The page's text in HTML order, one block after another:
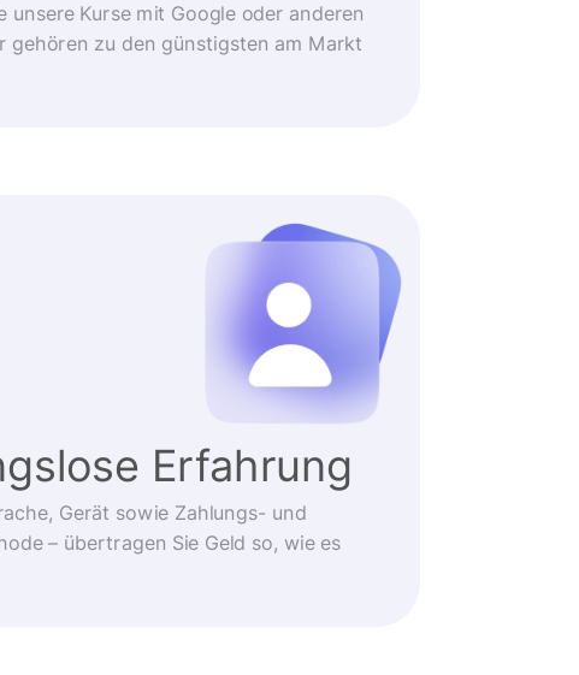
unsere Kurse mit Google oder anderen
gehören zu den günstigsten am Markt
Erfahrung
Gerät sowie Zahlungs- und
– übertragen Sie Geld so, wie es